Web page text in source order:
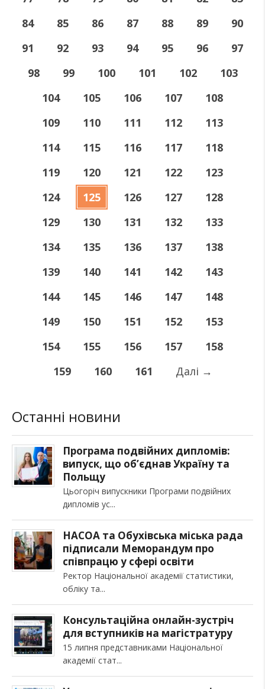
84
85 86 87 88 89
90
91
92 93 94 95 96
97
98
99 100 101 102
103
104
105 106 107
108
109
110 111 112
113
114
115 116 117
118
119
120 121 122
123
124
125 126 127
128
129
130 131 132
133
134
135 136 137
138
139
140 141 142
143
144
145 146 147
148
149
150 151 152
153
154
155 156 157
158
159
160 161 Далі →
Останні новини
Програма подвійних дипломів:
випуск, що об’єднав Україну та
Польщу
Цьогоріч випускники Програми подвійних
дипломів ус
НАСОА та Обухівська міська рада
підписали Меморандум про
співпрацю у сфері освіти
Ректор Національної академії статистики,
обліку та
Консультаційна онлайн-зустріч
для вступників на магістратуру
15 липня представниками Національної
академії стат